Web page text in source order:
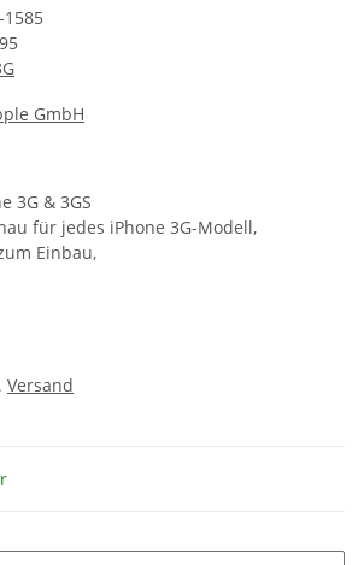
1585
GmbH
3G & 3GS
für jedes iPhone 3G-Modell,
Einbau,
Versand